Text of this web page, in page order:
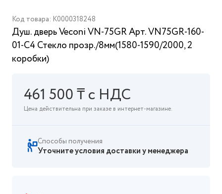
Код товара: K0000318248
Душ. дверь Veconi VN-75GR Арт. VN75GR-160-
01-C4 Стекло прозр./8мм(1580-1590/2000, 2
коробки)
461 500 ₸ с НДС
Цена действительна при заказе в интернет-магазине.
Способы получения
Уточните условия доставки у менеджера